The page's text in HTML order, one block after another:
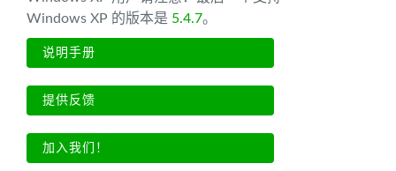
Windows XP 的版本是 5.4.7。
说明手册
提供反馈
加入我们！